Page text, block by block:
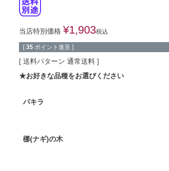
当店特別価格 ¥1,903税込
[ 35 ポイント進呈 ]
送料パターン 通常送料
★お好きな品種をお選びください
パキラ
梛(ナギ)の木